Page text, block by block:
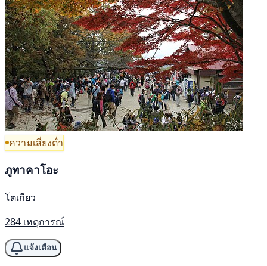
ความเสี่ยงต่ำ
ภูทาคาโอะ
โตเกียว
284 เหตุการณ์
แจ้งเตือน